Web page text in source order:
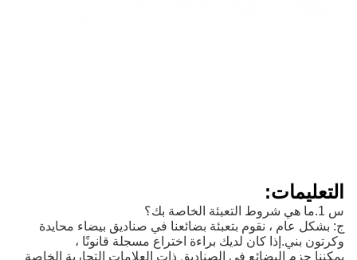
التعليمات:
س 1.ما هي شروط التعبئة الخاصة بك؟
ج: بشكل عام ، نقوم بتعبئة بضائعنا في صناديق بيضاء محايدة
وكرتون بني.إذا كان لديك براءة اختراع مسجلة قانونًا ،
يمكننا حزم البضائع في الصناديق ذات العلامات التجارية الخاصة